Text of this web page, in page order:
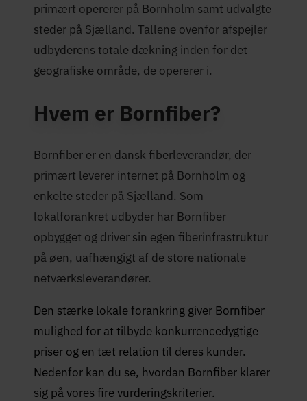
primært opererer på Bornholm samt udvalgte
steder på Sjælland. Tallene ovenfor afspejler
udbyderens totale dækning inden for det
geografiske område, de opererer i.
Hvem er Bornfiber?
Bornfiber er en dansk fiberleverandør, der
primært leverer internet på Bornholm og
enkelte steder på Sjælland. Som
lokalforankret udbyder har Bornfiber
opbygget og driver sin egen fiberinfrastruktur
på øen, uafhængigt af de store nationale
netværksleverandører.
Den stærke lokale forankring giver Bornfiber
mulighed for at tilbyde konkurrencedygtige
priser og en tæt relation til deres kunder.
Nedenfor kan du se, hvordan Bornfiber klarer
sig på vores fire vurderingskriterier.